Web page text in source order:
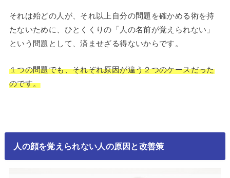
それは殆どの人が、それ以上自分の問題を確かめる術を持
たないために、ひとくくりの「人の名前が覚えられない」
という問題として、済ませざる得ないからです。
１つの問題でも、それぞれ原因が違う２つのケースだった
のです。
人の顔を覚えられない人の原因と改善策